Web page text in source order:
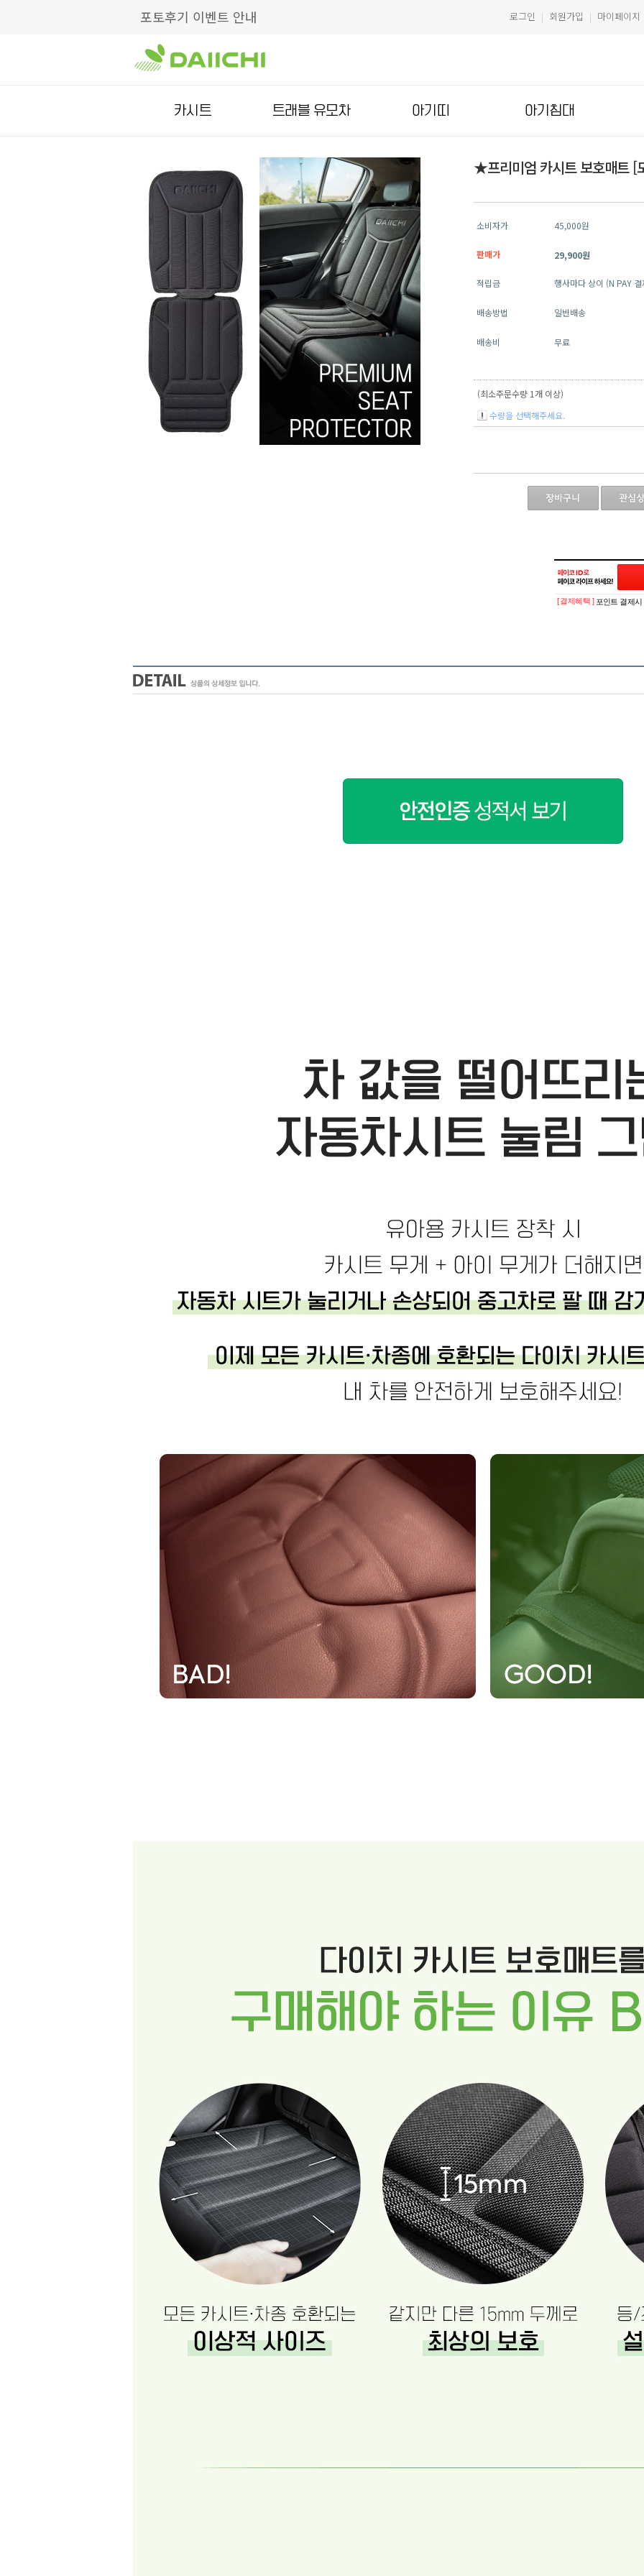
포토후기 이벤트 안내 로그인 | 회원가입 | 마이페이지
카시트 트래블 유모차 아기띠 아기침대
★프리미엄 카시트 보호매트 [
소비자가 45,000원
판매가 29,900원
적립금 행사마다 상이 (N PAY
배송방법 일반배송
배송비 무료
(최소주문수량 1개 이상)
수량을 선택해주세요.
코 라이프 하세요!
[ 결제혜택 ] 포인트 결제시